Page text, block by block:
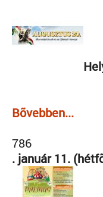
Bõvebben...
786
. január 11.